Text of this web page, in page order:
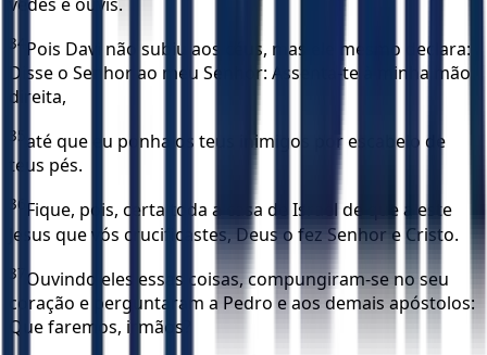
34 Pois Davi não subiu aos céus, mas ele mesmo declara:
Disse o Senhor ao meu Senhor: Assenta-te à minha mão
direita,
35 até que eu ponha os teus inimigos por escabelo de
teus pés.
36 Fique, pois, certa toda a casa de Israel de que a este
Jesus que vós crucificastes, Deus o fez Senhor e Cristo.
37 Ouvindo eles essas coisas, compungiram-se no seu
coração e perguntaram a Pedro e aos demais apóstolos:
Que faremos, irmãos?